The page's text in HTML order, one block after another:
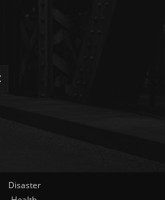
Disaster